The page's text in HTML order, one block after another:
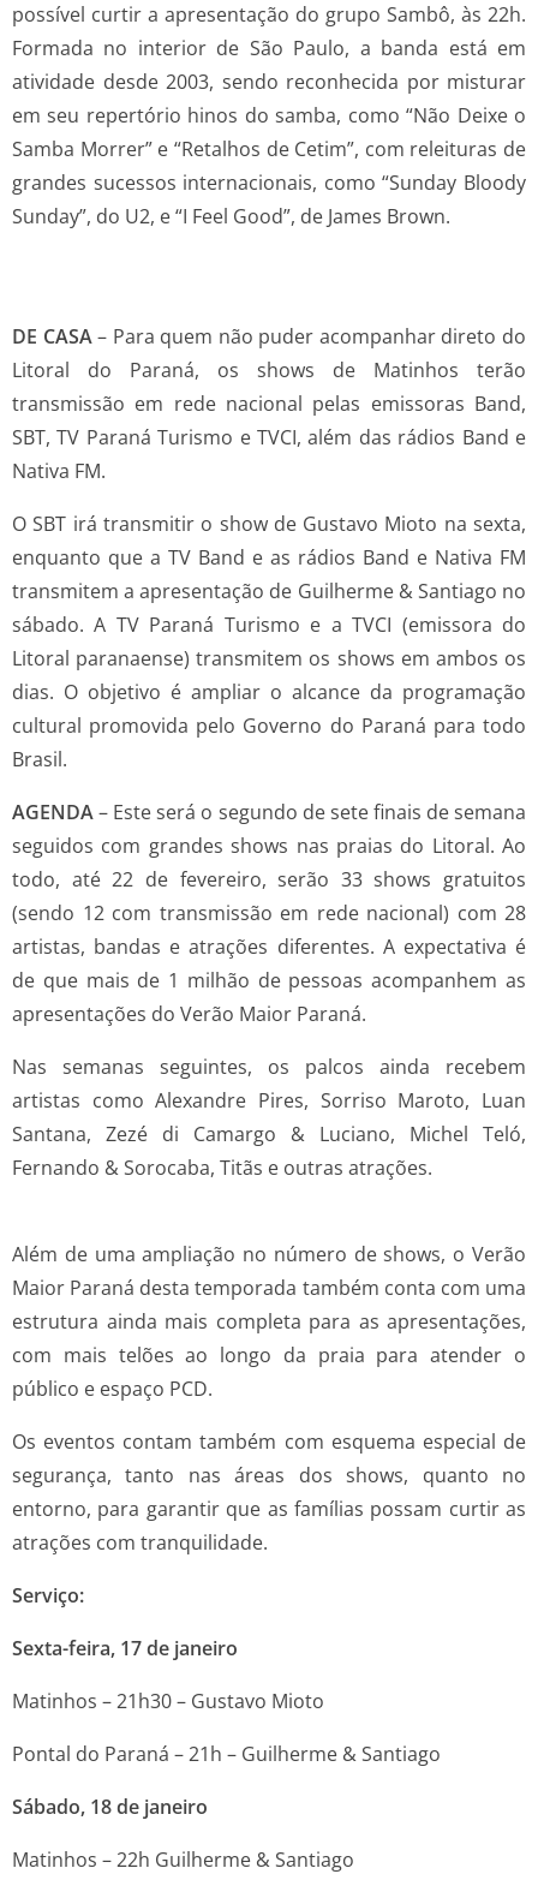
possível curtir a apresentação do grupo Sambô, às 22h.
Formada no interior de São Paulo, a banda está em
atividade desde 2003, sendo reconhecida por misturar
em seu repertório hinos do samba, como “Não Deixe o
Samba Morrer” e “Retalhos de Cetim”, com releituras de
grandes sucessos internacionais, como “Sunday Bloody
Sunday”, do U2, e “I Feel Good”, de James Brown.
DE CASA– Para quem não puder acompanhar direto do
Litoral do Paraná, os shows de Matinhos terão
transmissão em rede nacional pelas emissoras Band,
SBT, TV Paraná Turismo e TVCI, além das rádios Band e
Nativa FM.
O SBT irá transmitir o show de Gustavo Mioto na sexta,
enquanto que a TV Band e as rádios Band e Nativa FM
transmitem a apresentação de Guilherme & Santiago no
sábado. A TV Paraná Turismo e a TVCI (emissora do
Litoral paranaense) transmitem os shows em ambos os
dias. O objetivo é ampliar o alcance da programação
cultural promovida pelo Governo do Paraná para todo
Brasil.
AGENDA– Este será o segundo de sete finais de semana
seguidos com grandes shows nas praias do Litoral. Ao
todo, até 22 de fevereiro, serão 33 shows gratuitos
(sendo 12 com transmissão em rede nacional) com 28
artistas, bandas e atrações diferentes. A expectativa é
de que mais de 1 milhão de pessoas acompanhem as
apresentações do Verão Maior Paraná.
Nas semanas seguintes, os palcos ainda recebem
artistas como Alexandre Pires, Sorriso Maroto, Luan
Santana, Zezé di Camargo & Luciano, Michel Teló,
Fernando & Sorocaba, Titãs e outras atrações.
Além de uma ampliação no número de shows, o Verão
Maior Paraná desta temporada também conta com uma
estrutura ainda mais completa para as apresentações,
com mais telões ao longo da praia para atender o
público e espaço PCD.
Os eventos contam também com esquema especial de
segurança, tanto nas áreas dos shows, quanto no
entorno, para garantir que as famílias possam curtir as
atrações com tranquilidade.
Serviço:
Sexta-feira, 17 de janeiro
Matinhos – 21h30 – Gustavo Mioto
Pontal do Paraná – 21h – Guilherme & Santiago
Sábado, 18 de janeiro
Matinhos – 22h Guilherme & Santiago